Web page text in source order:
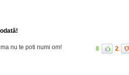
nu te poti numi om!
8 2